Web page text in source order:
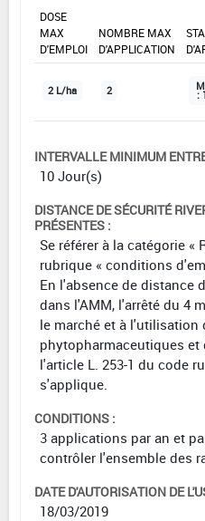
DOSE
MAX
D'EMPLOI
NOMBRE MAX
D'APPLICATION
2 L/ha 2 :
INTERVALLE MINIMUM
10 Jour(s)
DISTANCE DE SÉCURITÉ
PRÉSENTES :
Se référer à la catégorie «
rubrique « conditions
En l'absence de distance
dans l'AMM, l'arrêté du 4
le marché et à l'utilisation
phytopharmaceutiques
l'article L. 253-1 du code
s'applique.
CONDITIONS :
3 applications par an et
contrôler l'ensemble des
DATE D'AUTORISATION DE
18/03/2019